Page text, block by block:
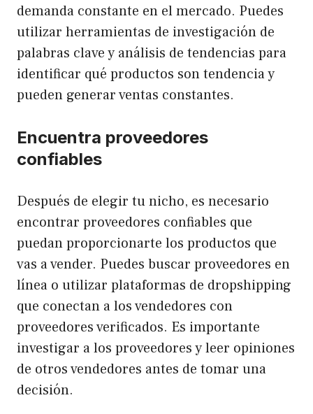
demanda constante en el mercado. Puedes
utilizar herramientas de investigación de
palabras clave y análisis de tendencias para
identificar qué productos son tendencia y
pueden generar ventas constantes.
Encuentra proveedores
confiables
Después de elegir tu nicho, es necesario
encontrar proveedores confiables que
puedan proporcionarte los productos que
vas a vender. Puedes buscar proveedores en
línea o utilizar plataformas de dropshipping
que conectan a los vendedores con
proveedores verificados. Es importante
investigar a los proveedores y leer opiniones
de otros vendedores antes de tomar una
decisión.